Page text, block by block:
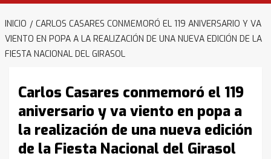
INICIO
CARLOS CASARES CONMEMORÓ EL 119 ANIVERSARIO Y VA
VIENTO EN POPA A LA REALIZACIÓN DE UNA NUEVA EDICIÓN DE LA
FIESTA NACIONAL DEL GIRASOL
Carlos Casares conmemoró el 119
aniversario y va viento en popa a
la realización de una nueva edición
de la Fiesta Nacional del Girasol